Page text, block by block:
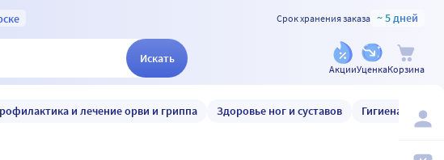
Срок хранения заказа ~ 5 дней
Искать
АкцииУценкаКорзина
и лечение орви и гриппа Здоровье ног и суставов Гигиена и уход